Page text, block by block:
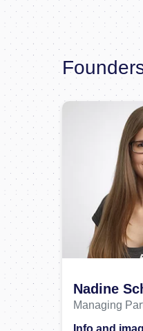
Nadine
Managing